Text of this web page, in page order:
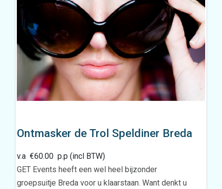
Ontmasker de Trol Speldiner Breda
v.a€60.00 p.p (incl BTW)
GET Events heeft een wel heel bijzonder
groepsuitje Breda voor u klaarstaan. Want denkt u